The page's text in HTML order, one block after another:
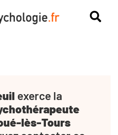
exerce la
lès-Tours